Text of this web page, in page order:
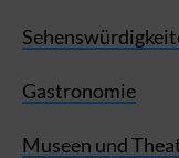
Gastronomie
Museen und